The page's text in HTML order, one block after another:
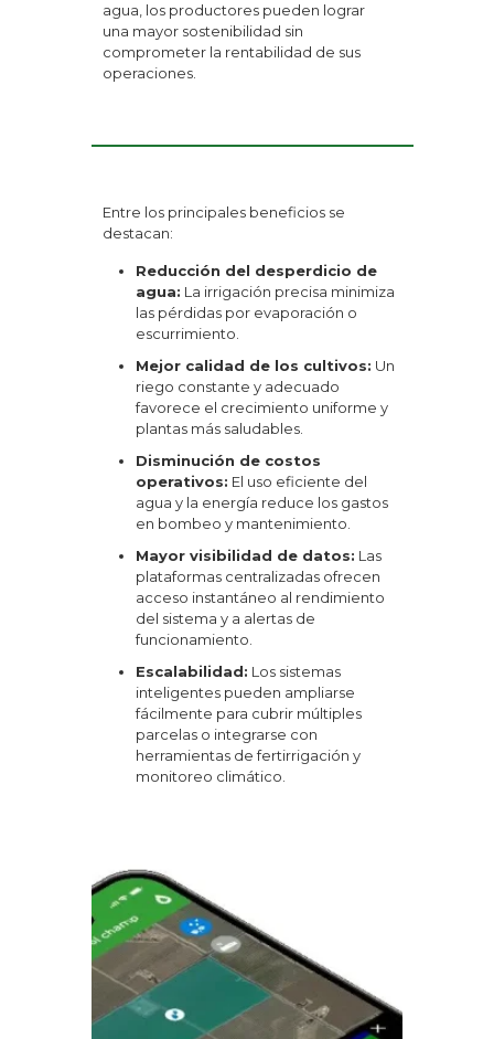
agua, los productores pueden lograr
una mayor sostenibilidad sin
comprometer la rentabilidad de sus
operaciones.
Entre los principales beneficios se
destacan:
Reducción del desperdicio de
agua: La irrigación precisa minimiza
las pérdidas por evaporación o
escurrimiento.
Mejor calidad de los cultivos: Un
riego constante y adecuado
favorece el crecimiento uniforme y
plantas más saludables.
Disminución de costos
operativos: El uso eficiente del
agua y la energía reduce los gastos
en bombeo y mantenimiento.
Mayor visibilidad de datos: Las
plataformas centralizadas ofrecen
acceso instantáneo al rendimiento
del sistema y a alertas de
funcionamiento.
Escalabilidad: Los sistemas
inteligentes pueden ampliarse
fácilmente para cubrir múltiples
parcelas o integrarse con
herramientas de fertirrigación y
monitoreo climático.